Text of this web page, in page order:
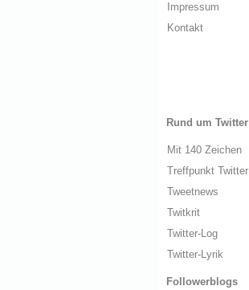
Impressum
Kontakt
Rund um Twitter
Mit 140 Zeichen
Treffpunkt Twitter
Tweetnews
Twitkrit
Twitter-Log
Twitter-Lyrik
Followerblogs